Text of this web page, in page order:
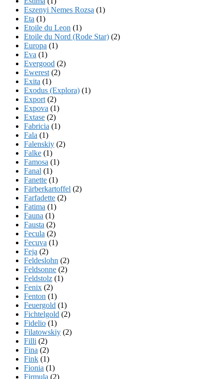
Eszenyi Nemes Rozsa (1)
Eta (1)
Etoile du Leon (1)
Etoile du Nord (Rode Star) (2)
Europa (1)
Eva (1)
Evergood (2)
Ewerest (2)
Exita (1)
Exodus (Explora) (1)
Export (2)
Expova (1)
Extase (2)
Fabricia (1)
Fala (1)
Falenskiy (2)
Falke (1)
Famosa (1)
Fanal (1)
Fanette (1)
Färberkartoffel (2)
Farfadette (2)
Fatima (1)
Fauna (1)
Fausta (2)
Fecula (2)
Fecuva (1)
Feja (2)
Feldeslohn (2)
Feldsonne (2)
Feldstolz (1)
Fenix (2)
Fenton (1)
Feuergold (1)
Fichtelgold (2)
Fidelio (1)
Filatowskiy (2)
Filli (2)
Fina (2)
Fink (1)
Fionia (1)
Firmula (2)